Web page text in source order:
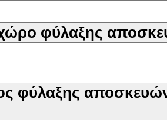
χώρο φύλαξης
φύλαξης